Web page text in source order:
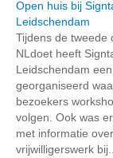
Open huis bij
Leidschendam
Tijdens de tweede
NLdoet heeft
Leidschendam
georganiseerd
bezoekers
volgen. Ook was
met informatie over
vrijwilligerswerk bij...